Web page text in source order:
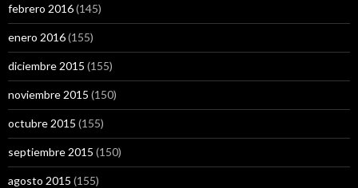
febrero 2016(145)
enero 2016(155)
diciembre 2015 (155)
noviembre 2015 (150)
octubre 2015 (155)
septiembre 2015 (150)
agosto 2015 (155)